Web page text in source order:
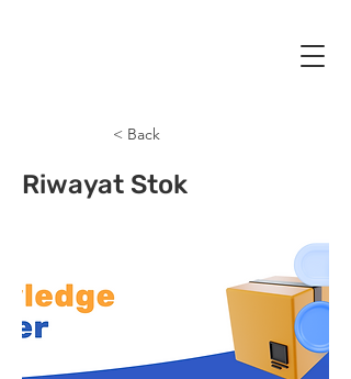
< Back
Riwayat Stok